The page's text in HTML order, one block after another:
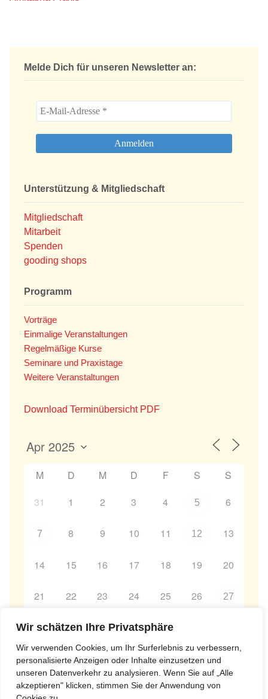
Wir schätzen Ihre Privatsphäre
Wir verwenden Cookies, um Ihr Surferlebnis zu verbessern,
personalisierte Anzeigen oder Inhalte einzusetzen und
unseren Datenverkehr zu analysieren. Wenn Sie auf „Alle
akzeptieren" klicken, stimmen Sie der Anwendung von
Melde Dich für unseren Newsletter an:
Unterstützung & Mitgliedschaft
Mitgliedschaft
Mitarbeit
Spenden
gooding shops
Programm
Vorträge
Einmalige Veranstaltungen
Regelmäßige Kurse
Seminare und Praxistage
Weitere Veranstaltungen
Download Terminübersicht PDF
M D M D F S
S
31
1 2 3 4 5 6
7 8 9 10 11 12 13
14 15 16 17 18 19 20
21 22 23 24 25 26 27
28 29 30 1 2